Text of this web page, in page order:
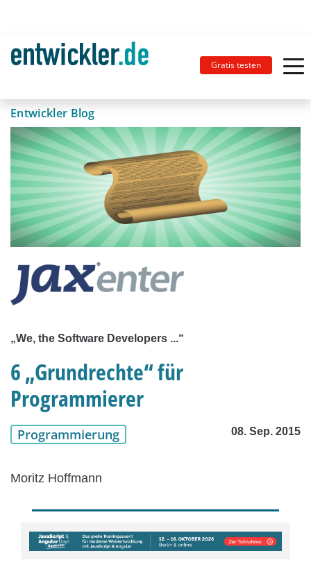
Gratis testen
Entwickler Blog
„We, the Software Developers ...“
6 „Grundrechte“ für
Programmierer
Programmierung 08. Sep. 2015
Moritz Hoffmann